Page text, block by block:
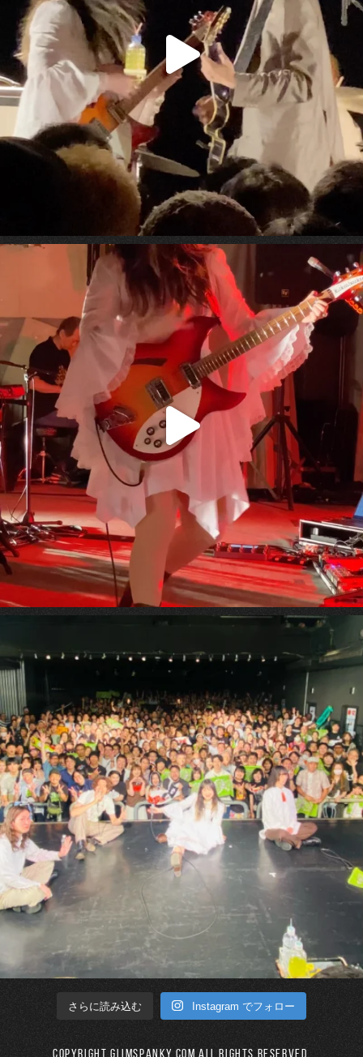
さらに読み込む Instagram でフォロー
Copyright GLIMSPANKY.COM All Rights Reserved.